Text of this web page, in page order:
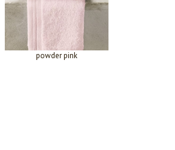
powder pink